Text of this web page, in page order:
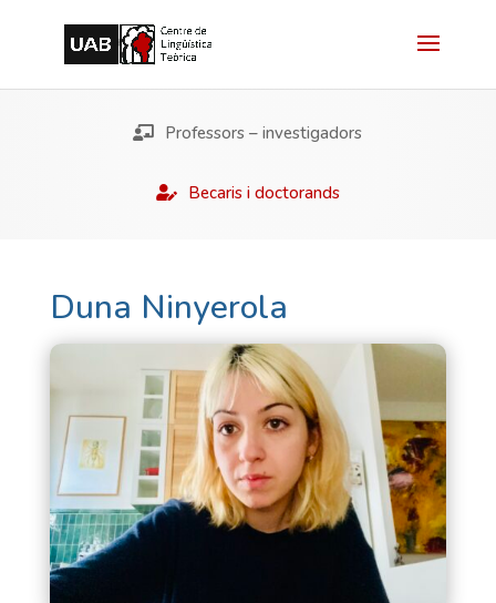
Professors – investigadors
Becaris i doctorands
Duna Ninyerola